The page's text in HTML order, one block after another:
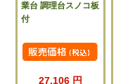
業台 調理台スノコ板
付
27,106 円